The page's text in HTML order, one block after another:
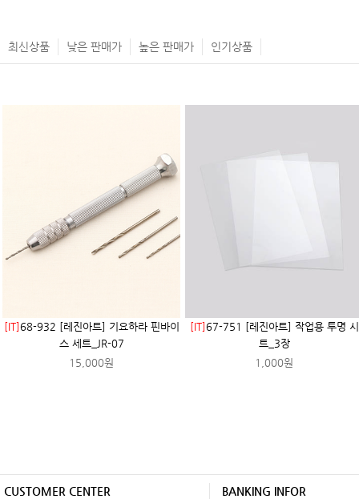
최신상품 낮은 판매가 높은 판매가 인기상품
[IT]68-932 [레진아트] 기요하라 핀바이
스 세트_JR-07
15,000원
[IT]67-751 [레진아트] 작업용 투명 시
트_3장
1,000원
CUSTOMER CENTER
BANKING INFOR